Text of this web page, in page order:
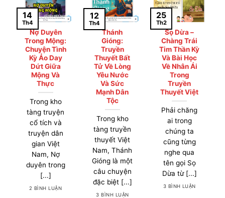
Nợ Duyên
Trong Mộng:
Chuyện Tình
Kỳ Ảo Day
Dứt Giữa
Mộng Và
Thực
Trong kho
tàng truyện
cổ tích và
truyện dân
gian Việt
Nam, Nợ
duyên trong
[...]
2 BÌNH LUẬN
14
Th4
Thánh
Gióng:
Truyền
Thuyết Bất
Tử Về Lòng
Yêu Nước
Và Sức
Mạnh Dân
Tộc
Trong kho
tàng truyền
thuyết Việt
Nam, Thánh
Gióng là một
câu chuyện
đặc biệt [...]
3 BÌNH LUẬN
12
Th4
Sọ Dừa –
Chàng Trái
Tim Thần Kỳ
Và Bài Học
Về Nhân Ái
Trong
Truyền
Thuyết Việt
Phải chăng
ai trong
chúng ta
cũng từng
nghe qua
tên gọi Sọ
Dừa từ [...]
3 BÌNH LUẬN
25
Th2